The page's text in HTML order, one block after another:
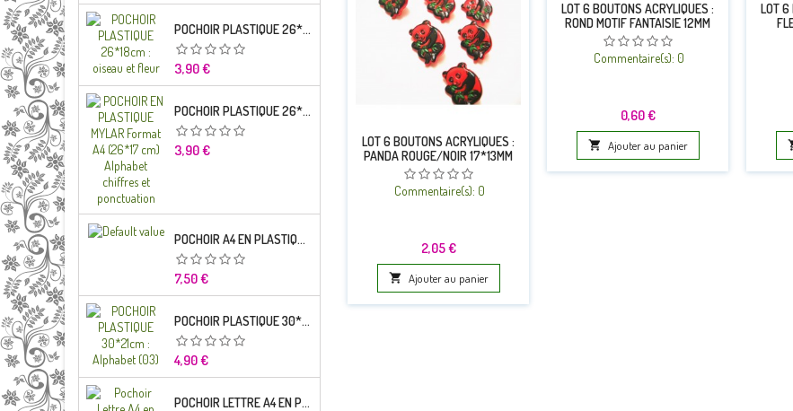
POCHOIR PLASTIQUE 26*18CM : OISEAU ET FLEUR
Prix
3,90 €
POCHOIR PLASTIQUE 26*18CM : ALPHABET (03)
Prix
3,90 €
POCHOIR A4 EN PLASTIQUE MYLAR ALPHABET LETTRE TYPO CHARLEMAGNE 28 MM
Prix
7,50 €
POCHOIR PLASTIQUE 30*21CM : ALPHABET (03)
Prix
4,90 €
POCHOIR LETTRE A4 EN PLASTIQUE MYLAR ALPHABET STYLE STENCIL BOLD 30 MM
LOT 6 BOUTONS ACRYLIQUES :
PANDA ROUGE/NOIR 17*13MM
Commentaire(s): 0
Prix
2,05 €
 Ajouter au panier
LOT 6 BOUTONS ACRYLIQUES :
ROND MOTIF FANTAISIE 12MM
(02)
Commentaire(s): 0
Prix
0,60 €
 Ajouter au panier
LOT 6